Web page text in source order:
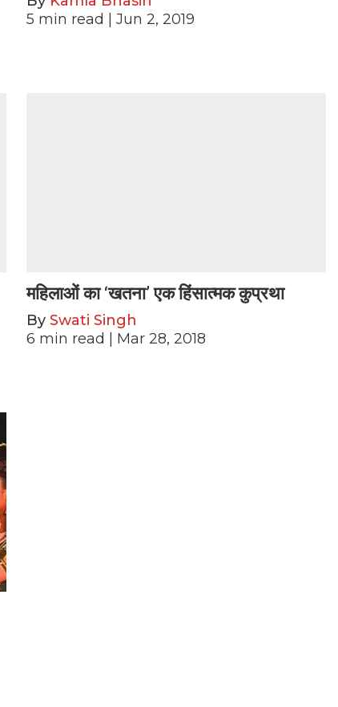
5 min read | Jun 2, 2019
महिलाओं का ‘खतना’ एक हिंसात्मक कुप्रथा
BySwati Singh
6 min read | Mar 28, 2018